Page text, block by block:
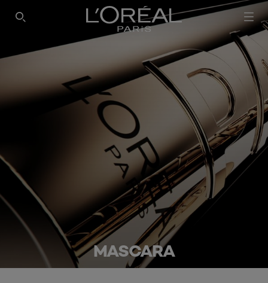
SEARCH THIS SITE
MASCARA